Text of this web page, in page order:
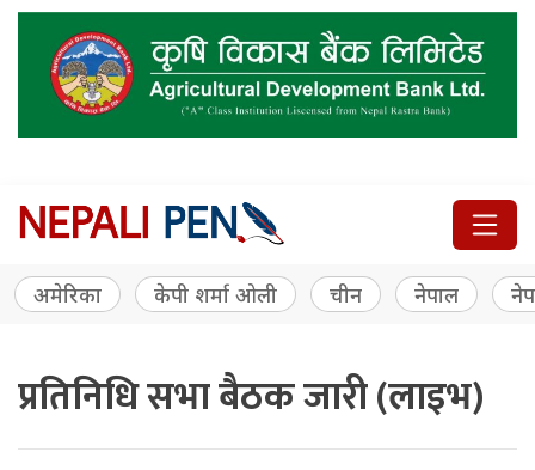
अमेरिका केपी शर्मा ओली चीन नेपाल
प्रतिनिधि सभा बैठक जारी (लाइभ)